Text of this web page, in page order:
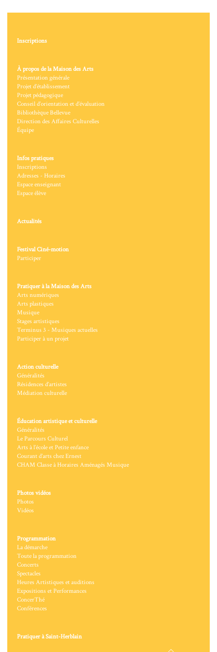
Inscriptions
À propos de la Maison des Arts
Présentation générale
Projet d’établissement
Projet pédagogique
Conseil d’orientation et d’évaluation
Bibliothèque Bellevue
Direction des Affaires Culturelles
Équipe
Infos pratiques
Inscriptions
Adresses - Horaires
Espace enseignant
Espace élève
Actualités
Festival Ciné-motion
Participer
Pratiquer à la Maison des Arts
Arts numériques
Arts plastiques
Musique
Stages artistiques
Terminus 3 - Musiques actuelles
Participer à un projet
Action culturelle
Généralités
Résidences d’artistes
Médiation culturelle
Éducation artistique et culturelle
Généralités
Le Parcours Culturel
Arts à l’école et Petite enfance
Courant d’arts chez Ernest
CHAM Classe à Horaires Aménagés Musique
Photos vidéos
Photos
Vidéos
Programmation
La démarche
Toute la programmation
Concerts
Spectacles
Heures Artistiques et auditions
Expositions et Performances
ConcerThé
Conférences
Pratiquer à Saint-Herblain